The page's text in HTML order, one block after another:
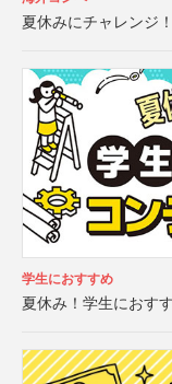
夏休みにチャレンジ
学生におすすめ
夏休み！学生におす